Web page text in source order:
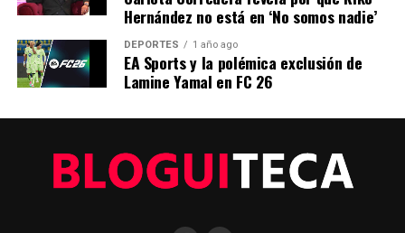
Nuestro equipo editorial no solo informa las noticias: las vive.
Con años de experiencia en primera línea, buscamos los
hechos, los verificamos con rigor y contamos las historias que
dan forma a nuestro mundo. Impulsados por la integridad y
titulares cambian cada minuto, puedes contar con nosotros
para abrirnos paso entre el ruido y ofrecerte claridad en
bandeja de plata.
Hernández no está en ‘No somos nadie’
DEPORTES 1 año ago
EA Sports y la polémica exclusión de
Lamine Yamal en FC 26